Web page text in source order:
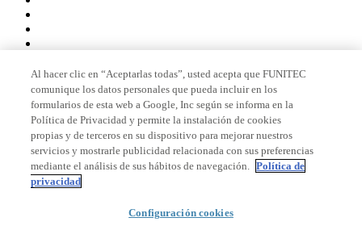
Miembro de
Acreditaciones
© 2026 La Salle Campus Barcelona - URL |
Al hacer clic en “Aceptarlas todas”, usted acepta que FUNITEC
comunique los datos personales que pueda incluir en los
formularios de esta web a Google, Inc según se informa en la
Política de Privacidad y permite la instalación de cookies
propias y de terceros en su dispositivo para mejorar nuestros
servicios y mostrarle publicidad relacionada con sus preferencias
mediante el análisis de sus hábitos de navegación. Política de
privacidad
Configuración cookies